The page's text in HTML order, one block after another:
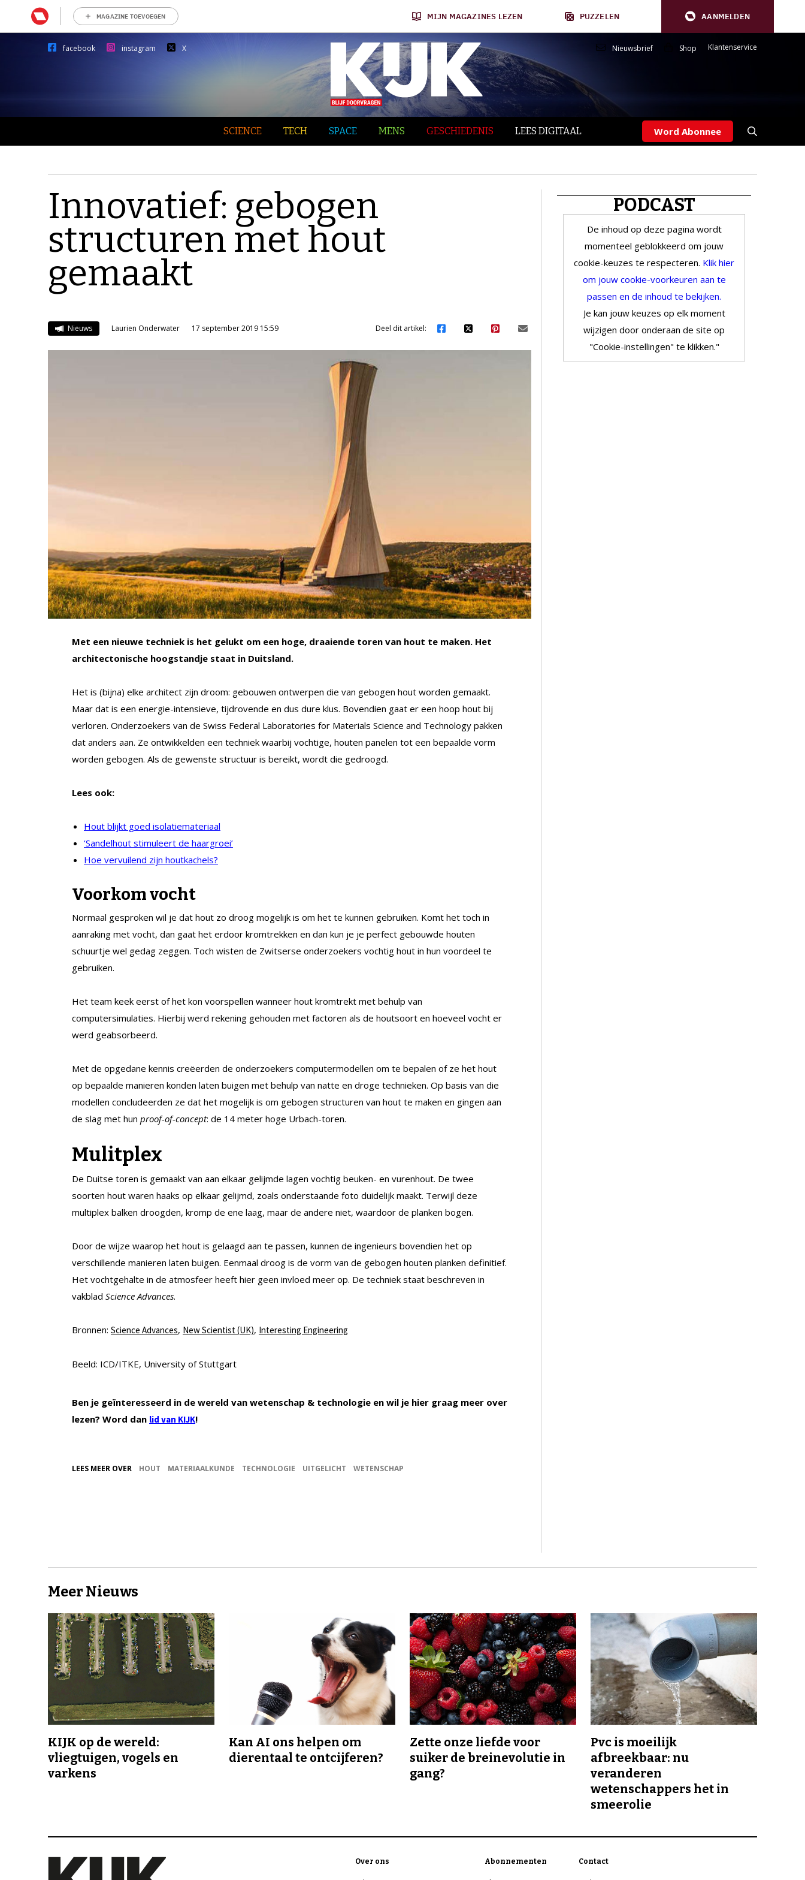
MAGAZINE TOEVOEGEN MIJN MAGAZINES LEZEN PUZZELEN AANMELDEN
facebook instagram X Nieuwsbrief Shop Klantenservice
SCIENCE TECH SPACE MENS GESCHIEDENIS LEES DIGITAAL Word Abonnee
Innovatief: gebogen
structuren met hout
gemaakt
Nieuws Laurien Onderwater 17 september 2019 15:59 Deel dit artikel:
Met een nieuwe techniek is het gelukt om een hoge, draaiende toren van hout te maken. Het
architectonische hoogstandje staat in Duitsland.
Het is (bijna) elke architect zijn droom: gebouwen ontwerpen die van gebogen hout worden gemaakt.
Maar dat is een energie-intensieve, tijdrovende en dus dure klus. Bovendien gaat er een hoop hout bij
verloren. Onderzoekers van de Swiss Federal Laboratories for Materials Science and Technology pakken
dat anders aan. Ze ontwikkelden een techniek waarbij vochtige, houten panelen tot een bepaalde vorm
worden gebogen. Als de gewenste structuur is bereikt, wordt die gedroogd.
Lees ook:
Hout blijkt goed isolatiemateriaal
‘Sandelhout stimuleert de haargroei’
Hoe vervuilend zijn houtkachels?
Voorkom vocht
Normaal gesproken wil je dat hout zo droog mogelijk is om het te kunnen gebruiken. Komt het toch in
aanraking met vocht, dan gaat het erdoor kromtrekken en dan kun je je perfect gebouwde houten
schuurtje wel gedag zeggen. Toch wisten de Zwitserse onderzoekers vochtig hout in hun voordeel te
gebruiken.
Het team keek eerst of het kon voorspellen wanneer hout kromtrekt met behulp van
computersimulaties. Hierbij werd rekening gehouden met factoren als de houtsoort en hoeveel vocht er
werd geabsorbeerd.
Met de opgedane kennis creëerden de onderzoekers computermodellen om te bepalen of ze het hout
op bepaalde manieren konden laten buigen met behulp van natte en droge technieken. Op basis van die
modellen concludeerden ze dat het mogelijk is om gebogen structuren van hout te maken en gingen aan
de slag met hun proof-of-concept: de 14 meter hoge Urbach-toren.
Mulitplex
De Duitse toren is gemaakt van aan elkaar gelijmde lagen vochtig beuken- en vurenhout. De twee
soorten hout waren haaks op elkaar gelijmd, zoals onderstaande foto duidelijk maakt. Terwijl deze
multiplex balken droogden, kromp de ene laag, maar de andere niet, waardoor de planken bogen.
Door de wijze waarop het hout is gelaagd aan te passen, kunnen de ingenieurs bovendien het op
verschillende manieren laten buigen. Eenmaal droog is de vorm van de gebogen houten planken definitief.
Het vochtgehalte in de atmosfeer heeft hier geen invloed meer op. De techniek staat beschreven in
vakblad Science Advances.
Bronnen: Science Advances, New Scientist (UK), Interesting Engineering
Beeld: ICD/ITKE, University of Stuttgart
Ben je geïnteresseerd in de wereld van wetenschap & technologie en wil je hier graag meer over
lezen? Word dan lid van KIJK!
LEES MEER OVER HOUT MATERIAALKUNDE TECHNOLOGIE UITGELICHT WETENSCHAP
PODCAST
De inhoud op deze pagina wordt
momenteel geblokkeerd om jouw
cookie-keuzes te respecteren. Klik hier
om jouw cookie-voorkeuren aan te
passen en de inhoud te bekijken.
Je kan jouw keuzes op elk moment
wijzigen door onderaan de site op
"Cookie-instellingen" te klikken."
Meer Nieuws
KIJK op de wereld:
vliegtuigen, vogels en
varkens
Kan AI ons helpen om
dierentaal te ontcijferen?
Zette onze liefde voor
suiker de breinevolutie in
gang?
Pvc is moeilijk
afbreekbaar: nu
veranderen
wetenschappers het in
smeerolie
Over ons Abonnementen Contact